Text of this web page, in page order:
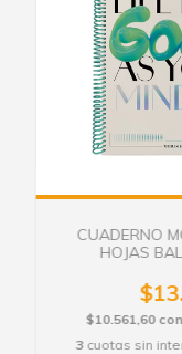
CUADERNO
HOJAS
$10.561,60 con
3 cuotas sin